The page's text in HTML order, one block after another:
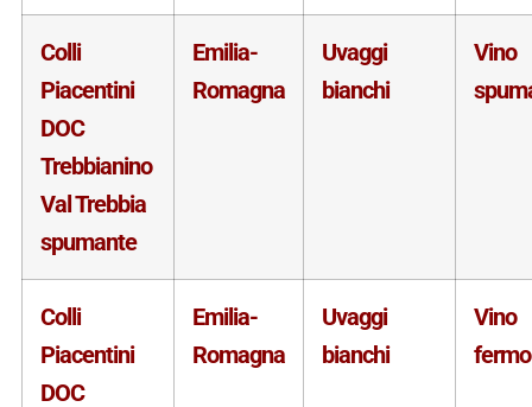
Colli
Piacentini
DOC
Trebbianino
Val Trebbia
spumante
Emilia-
Romagna
Uvaggi
bianchi
Vino
Colli
Piacentini
DOC
Emilia-
Romagna
Uvaggi
bianchi
Vino
fermo